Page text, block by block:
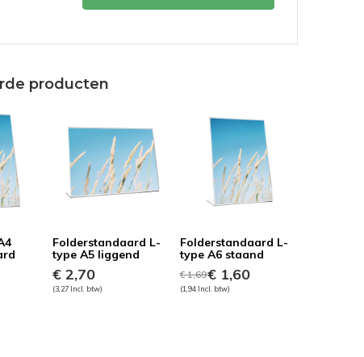
producten
Folderstandaard L-
type A5 liggend
€ 2,70
(3,27 Incl. btw)
Folderstandaard L-
type A6 staand
€ 1,69€ 1,60
(1,94 Incl. btw)